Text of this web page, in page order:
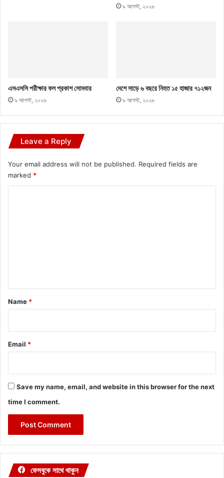
৯ আগস্ট, ২০২৬
এসএসসি পরীক্ষার ফল প্রকাশ সোমবার
৯ আগস্ট, ২০২৬
দেশে সাড়ে ৬ বছরে নিহত ১৫ হাজার ৭১২জন
৯ আগস্ট, ২০২৬
Leave a Reply
Your email address will not be published. Required fields are
marked *
*
Name *
Email *
Save my name, email, and website in this browser for the next
time I comment.
ফেসবুকে সাথে থাকুন